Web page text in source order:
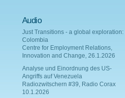
Audio
Just Transitions - a global exploration:
Colombia
Centre for Employment Relations,
Innovation and Change, 26.1.2026
Analyse und Einordnung des US-
Angriffs auf Venezuela
Radiozwitschern #39, Radio Corax
10.1.2026